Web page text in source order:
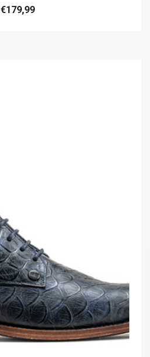
€179,99